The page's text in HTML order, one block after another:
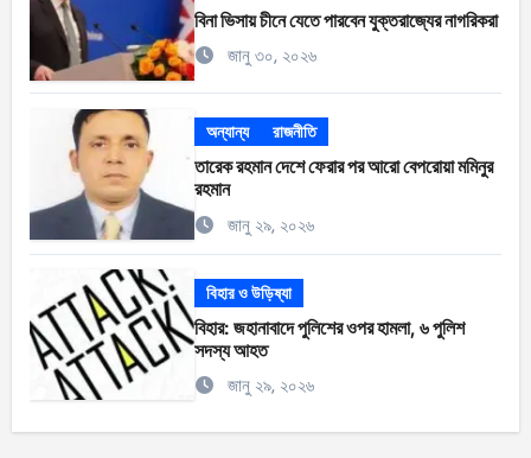
বিনা ভিসায় চীনে যেতে পারবেন যুক্তরাজ্যের নাগরিকরা
জানু ৩০, ২০২৬
অন্যান্য রাজনীতি
তারেক রহমান দেশে ফেরার পর আরো বেপরোয়া মমিনুর
রহমান
জানু ২৯, ২০২৬
বিহার ও উড়িষ্যা
বিহার: জহানাবাদে পুলিশের ওপর হামলা, ৬ পুলিশ
সদস্য আহত
জানু ২৯, ২০২৬